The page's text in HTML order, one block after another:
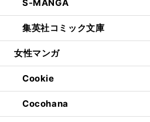
S-MANGA
集英社コミック文庫
女性マンガ
Cookie
Cocohana